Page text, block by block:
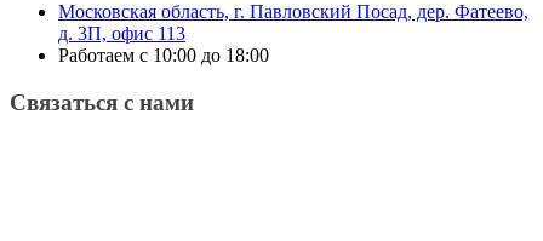
Московская область, г. Павловский Посад, дер. Фатеево,
д. 3П, офис 113
Работаем с 10:00 до 18:00
Связаться с нами